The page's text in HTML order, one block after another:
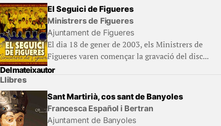
El Seguici de Figueres
Ministrers de Figueres
Ajuntament de Figueres
El dia 18 de gener de 2003, els Ministrers de
Figueres varen començar la gravació del disc...
Del mateix autor
Llibres
Sant Martirià, cos sant de Banyoles
Francesca Español i Bertran
Ajuntament de Banyoles